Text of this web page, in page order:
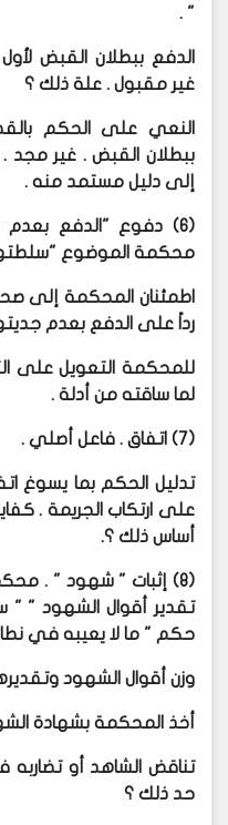
" .
الدفع ببطلان القبض
غير مقبول . علة ذلك ؟
النعي على الحكم
ببطلان القبض . غير مجد .
إلى دليل مستمد منه .
(6) دفوع "الدفع بعدم
محكمة الموضوع
اطمئنان المحكمة إلى
رداً على الدفع بعدم
للمحكمة التعويل على
لما ساقته من أدلة .
(7) اتفاق . فاعل أصلي .
تدليل الحكم بما يسوغ
على ارتكاب الجريمة .
أساس ذلك ؟.
(8) إثبات " شهود " .
تقدير أقوال الشهود " "
حكم " ما لا يعيبه في
وزن أقوال الشهود
أخذ المحكمة بشهادة
تناقض الشاهد أو
حد ذلك ؟